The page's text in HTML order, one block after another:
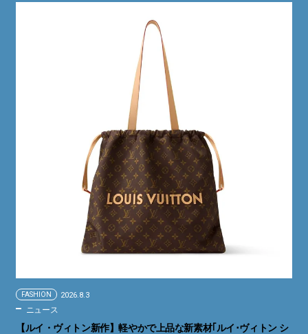
FASHION 2026.8.3
ニュース
【ルイ・ヴィトン新作】軽やかで上品な新素材｢ルイ･ヴィトン シ